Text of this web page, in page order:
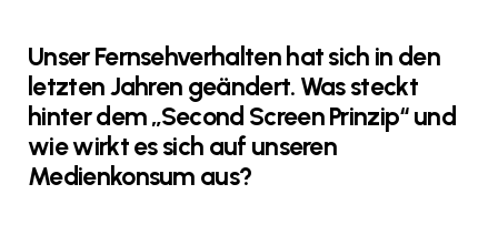
Unser Fernsehverhalten hat sich in den
letzten Jahren geändert. Was steckt
hinter dem „Second Screen Prinzip“ und
wie wirkt es sich auf unseren
Medienkonsum aus?